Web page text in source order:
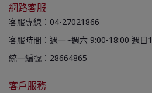
網路客服
客服專線：04-27021866
客服時間：週一~週六 9:00-18:00 週日
統一編號：28664865
客戶服務